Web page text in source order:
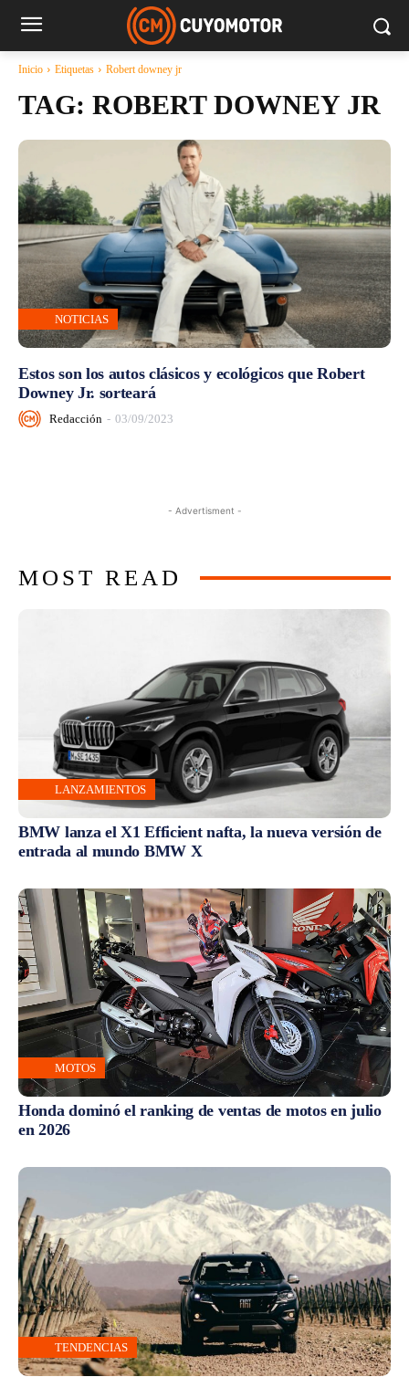
Inicio Etiquetas Robert downey jr
TAG: ROBERT DOWNEY JR
NOTICIAS
Estos son los autos clásicos y ecológicos que Robert
Downey Jr. sorteará
Redacción - 03/09/2023
- Advertisment -
MOST READ
LANZAMIENTOS
BMW lanza el X1 Efficient nafta, la nueva versión de
entrada al mundo BMW X
MOTOS
Honda dominó el ranking de ventas de motos en julio
en 2026
TENDENCIAS